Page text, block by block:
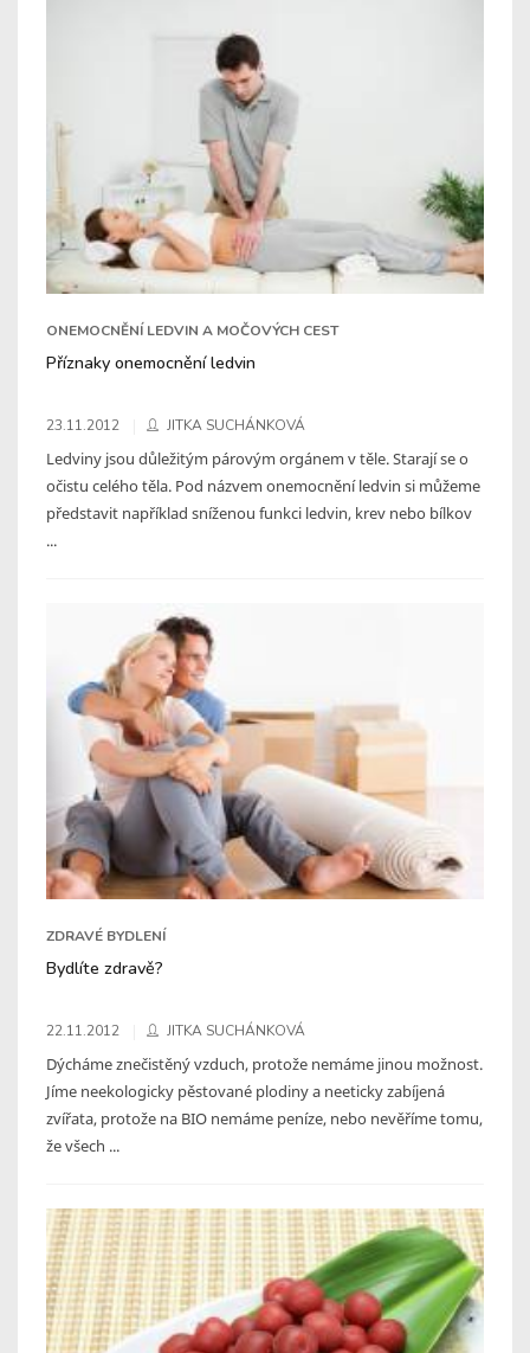
ONEMOCNĚNÍ LEDVIN A MOČOVÝCH CEST
Příznaky onemocnění ledvin
23.11.2012 JITKA SUCHÁNKOVÁ
Ledviny jsou důležitým párovým orgánem v těle. Starají se o
očistu celého těla. Pod názvem onemocnění ledvin si můžeme
představit například sníženou funkci ledvin, krev nebo bílkov
...
ZDRAVÉ BYDLENÍ
Bydlíte zdravě?
22.11.2012 JITKA SUCHÁNKOVÁ
Dýcháme znečistěný vzduch, protože nemáme jinou možnost.
Jíme neekologicky pěstované plodiny a neeticky zabíjená
zvířata, protože na BIO nemáme peníze, nebo nevěříme tomu,
že všech ...